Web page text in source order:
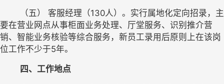
要在营业网点从事柜面业务处理、厅堂服务、识别推介营
销、智能业务核验等综合服务，新员工录用后原则上在该岗
位工作不少于5年。
四、工作地点